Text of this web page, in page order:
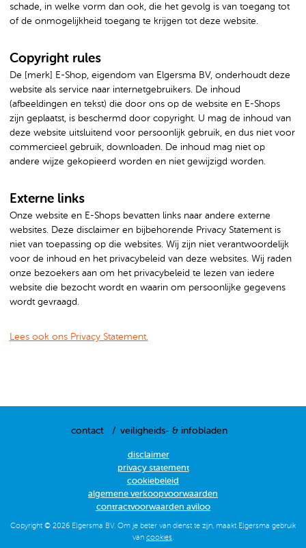
schade, in welke vorm dan ook, die het gevolg is van toegang tot
of de onmogelijkheid toegang te krijgen tot deze website.
Copyright rules
De [merk] E-Shop, eigendom van Elgersma BV, onderhoudt deze
website als service naar internetgebruikers. De inhoud
(afbeeldingen en tekst) die door ons op de website en E-Shops
zijn geplaatst, is beschermd door copyright. U mag de inhoud van
deze website uitsluitend voor persoonlijk gebruik, en dus niet voor
commercieel gebruik, downloaden. De inhoud mag niet op
andere wijze gekopieerd worden en niet gewijzigd worden.
Externe links
Onze website en E-Shops bevatten links naar andere externe
websites. Deze disclaimer en bijbehorende Privacy Statement is
niet van toepassing op die websites. Wij zijn niet verantwoordelijk
voor de inhoud en het privacybeleid van deze websites. Wij raden
onze bezoekers aan om het privacybeleid te lezen van iedere
website die bezocht wordt en waarin om persoonlijke gegevens
wordt gevraagd.
Lees ook ons Privacy Statement.
contact veiligheids- & infobladen
disclaimer
privacy statement
cookiebeleid
algemene verkoopvoorwaarden
contractvoorwaarden aviloo
Copyright © 2026 Elgersma BV. Om je beter van dienst te zijn, maakt Elgersma gebruik
van cookies.